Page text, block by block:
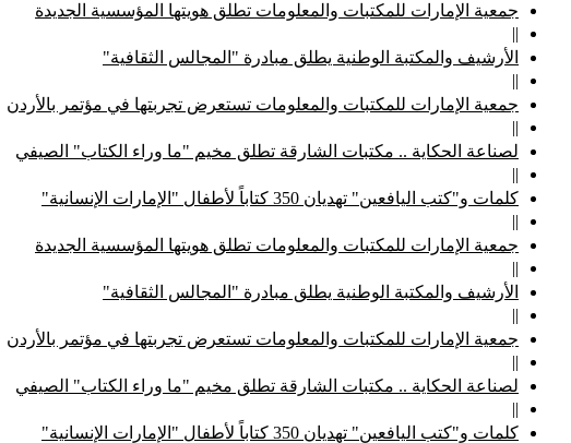
جمعية الإمارات للمكتبات والمعلومات تطلق هويتها المؤسسية الجديدة
||
الأرشيف والمكتبة الوطنية يطلق مبادرة "المجالس الثقافية"
||
جمعية الإمارات للمكتبات والمعلومات تستعرض تجربتها في مؤتمر بالأردن
||
لصناعة الحكاية .. مكتبات الشارقة تطلق مخيم "ما وراء الكتاب" الصيفي
||
كلمات و"كتب اليافعين" تهديان 350 كتاباً لأطفال "الإمارات الإنسانية"
||
جمعية الإمارات للمكتبات والمعلومات تطلق هويتها المؤسسية الجديدة
||
الأرشيف والمكتبة الوطنية يطلق مبادرة "المجالس الثقافية"
||
جمعية الإمارات للمكتبات والمعلومات تستعرض تجربتها في مؤتمر بالأردن
||
لصناعة الحكاية .. مكتبات الشارقة تطلق مخيم "ما وراء الكتاب" الصيفي
||
كلمات و"كتب اليافعين" تهديان 350 كتاباً لأطفال "الإمارات الإنسانية"